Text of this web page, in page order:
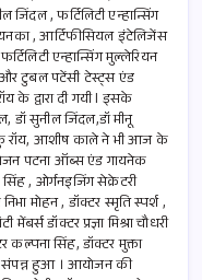
, फर्टिलिटी एन्हान्सिंग
, आर्टिफीसियल इंटेलिजेंस
एन्हान्सिंग मुल्लेरियन
और टुबल पटेंसी टेस्ट्स एंड
के द्वारा दी गयी I इसके
डॉ सुनील जिंदल,डॉ मीनू
रॉय, आशीष काले ने भी आज के
पटना ऑब्स एंड गायनेक
, ओर्गनइजिंग सेक्रेटरी
मोहन , डॉक्टर स्मृति स्पर्श ,
डॉक्टर प्रज्ञा मिश्रा चौधरी
कल्पना सिंह, डॉक्टर मुक्ता
संपन्न हुआ । आयोजन की